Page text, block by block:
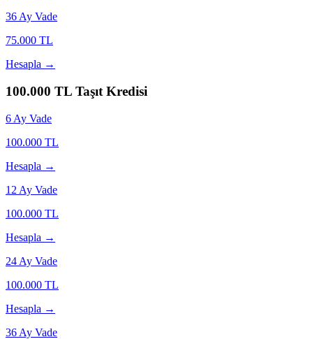
36 Ay Vade
75.000 TL
Hesapla →
100.000 TL Taşıt Kredisi
6 Ay Vade
100.000 TL
Hesapla →
12 Ay Vade
100.000 TL
Hesapla →
24 Ay Vade
100.000 TL
Hesapla →
36 Ay Vade